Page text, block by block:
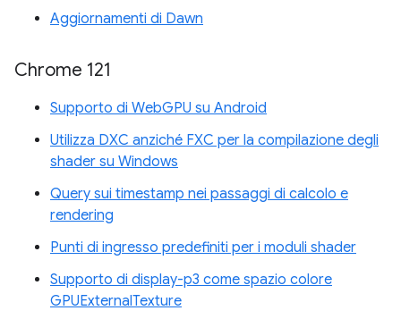
Aggiornamenti di Dawn
Chrome 121
Supporto di WebGPU su Android
Utilizza DXC anziché FXC per la compilazione degli
shader su Windows
Query sui timestamp nei passaggi di calcolo e
rendering
Punti di ingresso predefiniti per i moduli shader
Supporto di display-p3 come spazio colore
GPUExternalTexture